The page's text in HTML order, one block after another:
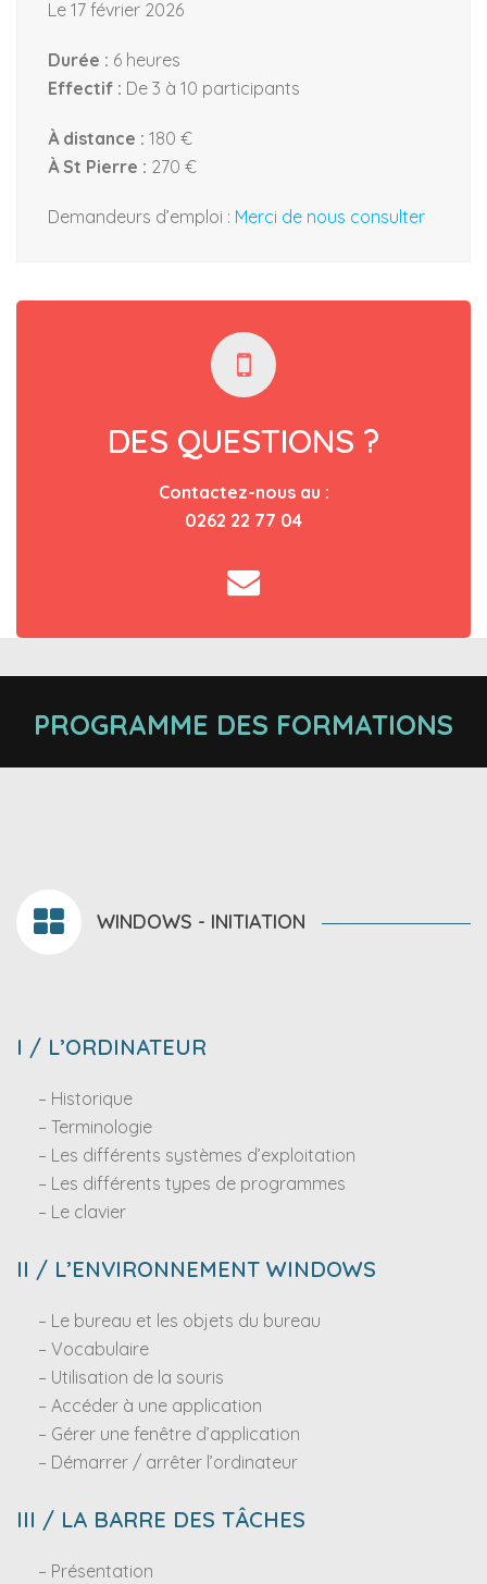
Le 17 février 2026
Durée : 6 heures
Effectif : De 3 à 10 participants
À distance : 180 €
À St Pierre : 270 €
Demandeurs d’emploi : Merci de nous consulter
DES QUESTIONS ?
Contactez-nous au :
0262 22 77 04
PROGRAMME DES FORMATIONS
WINDOWS - INITIATION
I / L’ORDINATEUR
– Historique
– Terminologie
– Les différents systèmes d’exploitation
– Les différents types de programmes
– Le clavier
II / L’ENVIRONNEMENT WINDOWS
– Le bureau et les objets du bureau
– Vocabulaire
– Utilisation de la souris
– Accéder à une application
– Gérer une fenêtre d’application
– Démarrer / arrêter l’ordinateur
III / LA BARRE DES TÂCHES
– Présentation